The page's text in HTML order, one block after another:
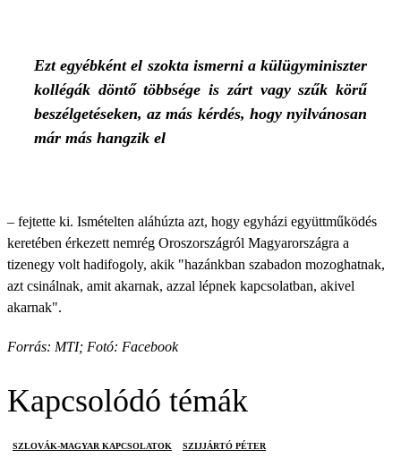
Ezt egyébként el szokta ismerni a külügyminiszter
kollégák döntő többsége is zárt vagy szűk körű
beszélgetéseken, az más kérdés, hogy nyilvánosan
már más hangzik el
– fejtette ki. Ismételten aláhúzta azt, hogy egyházi együttműködés
keretében érkezett nemrég Oroszországról Magyarországra a
tizenegy volt hadifogoly, akik "hazánkban szabadon mozoghatnak,
azt csinálnak, amit akarnak, azzal lépnek kapcsolatban, akivel
akarnak".
Forrás: MTI; Fotó: Facebook
Kapcsolódó témák
SZLOVÁK-MAGYAR KAPCSOLATOK SZIJJÁRTÓ PÉTER